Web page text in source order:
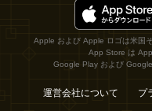
Apple および Apple ロゴは米国
App Store は
Google Play および
運営会社について プ